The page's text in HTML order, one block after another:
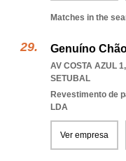
Matches in the
Genuíno
AV COSTA AZUL
SETUBAL
Revestimento de
LDA
Ver empresa